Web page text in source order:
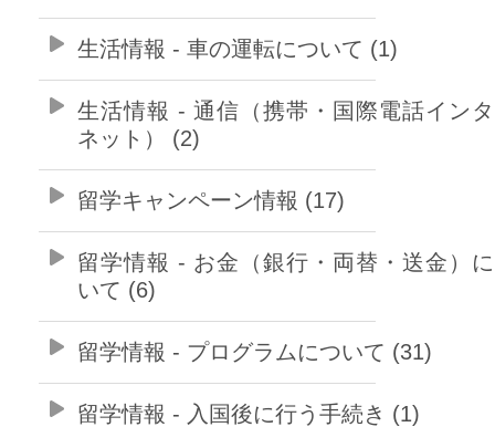
生活情報 - 車の運転について (1)
生活情報 - 通信（携帯・国際電話イン
ネット） (2)
留学キャンペーン情報 (17)
留学情報 - お金（銀行・両替・送金）
いて (6)
留学情報 - プログラムについて (31)
留学情報 - 入国後に行う手続き (1)